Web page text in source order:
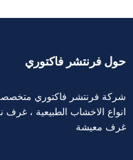
حول فرنتشر فاكتوري
شركة فرنتشر فاكتوري متخصصة
انواع الاخشاب الطبيعية ،
غرف معيشة